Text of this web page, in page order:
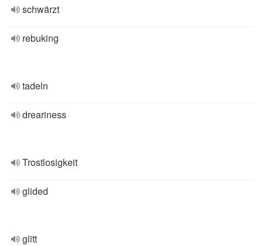
schwärzt
rebuking
tadeln
dreariness
Trostlosigkeit
glided
glitt